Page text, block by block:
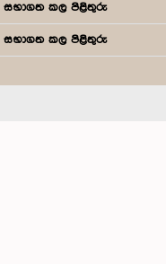
සභාගත කල පිළිතුරු
සභාගත කල පිළිතුරු